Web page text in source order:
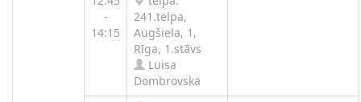
-
14:15
241.telpa,
Augšiela, 1,
Rīga, 1.stāvs
Luisa
Dombrovska